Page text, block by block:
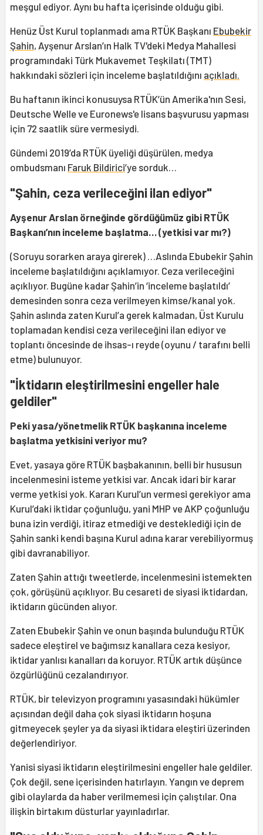
meşgul ediyor. Aynı bu hafta içerisinde olduğu gibi.
Henüz Üst Kurul toplanmadı ama RTÜK Başkanı Ebubekir
Şahin, Ayşenur Arslan’ın Halk TV'deki Medya Mahallesi
programındaki Türk Mukavemet Teşkilatı (TMT)
hakkındaki sözleri için inceleme başlatıldığını açıkladı.
Bu haftanın ikinci konusuysa RTÜK’ün Amerika'nın Sesi,
Deutsche Welle ve Euronews'e lisans başvurusu yapması
için 72 saatlik süre vermesiydi.
Gündemi 2019’da RTÜK üyeliği düşürülen, medya
ombudsmanı Faruk Bildirici’ye sorduk…
"Şahin, ceza verileceğini ilan ediyor"
Ayşenur Arslan örneğinde gördüğümüz gibi RTÜK
Başkanı’nın inceleme başlatma… (yetkisi var mı?)
(Soruyu sorarken araya girerek) …Aslında Ebubekir Şahin
inceleme başlatıldığını açıklamıyor. Ceza verileceğini
açıklıyor. Bugüne kadar Şahin’in ‘inceleme başlatıldı’
demesinden sonra ceza verilmeyen kimse/kanal yok.
Şahin aslında zaten Kurul’a gerek kalmadan, Üst Kurulu
toplamadan kendisi ceza verileceğini ilan ediyor ve
toplantı öncesinde de ihsas-ı reyde (oyunu / tarafını belli
etme) bulunuyor.
"İktidarın eleştirilmesini engeller hale
geldiler"
Peki yasa/yönetmelik RTÜK başkanına inceleme
başlatma yetkisini veriyor mu?
Evet, yasaya göre RTÜK başbakanının, belli bir hususun
incelenmesini isteme yetkisi var. Ancak idari bir karar
verme yetkisi yok. Kararı Kurul’un vermesi gerekiyor ama
Kurul’daki iktidar çoğunluğu, yani MHP ve AKP çoğunluğu
buna izin verdiği, itiraz etmediği ve desteklediği için de
Şahin sanki kendi başına Kurul adına karar verebiliyormuş
gibi davranabiliyor.
Zaten Şahin attığı tweetlerde, incelenmesini istemekten
çok, görüşünü açıklıyor. Bu cesareti de siyasi iktidardan,
iktidarın gücünden alıyor.
Zaten Ebubekir Şahin ve onun başında bulunduğu RTÜK
sadece eleştirel ve bağımsız kanallara ceza kesiyor,
iktidar yanlısı kanalları da koruyor. RTÜK artık düşünce
özgürlüğünü cezalandırıyor.
RTÜK, bir televizyon programını yasasındaki hükümler
açısından değil daha çok siyasi iktidarın hoşuna
gitmeyecek şeyler ya da siyasi iktidara eleştiri üzerinden
değerlendiriyor.
Yanisi siyasi iktidarın eleştirilmesini engeller hale geldiler.
Çok değil, sene içerisinden hatırlayın. Yangın ve deprem
gibi olaylarda da haber verilmemesi için çalıştılar. Ona
ilişkin birtakım düsturlar yayınladırlar.